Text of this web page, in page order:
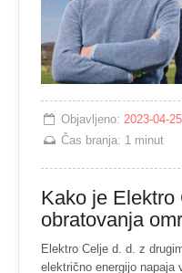
Objavljeno: 2023-04-25
Čas branja: 1 minut
Kako je
obratovanja
Elektro Celje d. d. z
električno energijo